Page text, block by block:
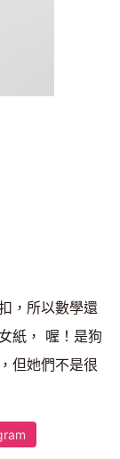
，所以數學還
紙， 喔！是狗
但她們不是很